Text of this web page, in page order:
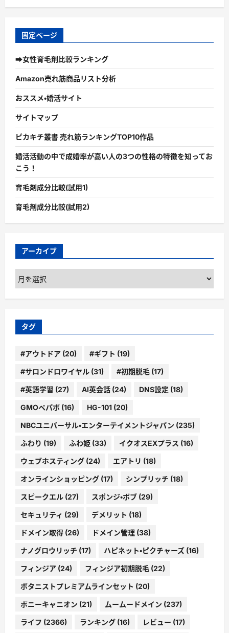
固定ページ
➡女性育毛剤比較ランキング
Amazon売れ筋商品リスト分析
おススメ・婚活サイト
サイトマップ
ピカキチ叢書 売れ筋ランキングTOP10作品
婚活活動の中で成婚率が高い人の3つの性格の特徴を知ってお
こう！
育毛剤成分比較(試用1)
育毛剤成分比較(試用2)
アーカイブ
ア
ー
カ
ブ
タグ
#アウトドア (20) #ギフト (19)
#サロンドロワイヤル (31) #初期脱毛 (17)
#英語学習 (27) AI英会話 (24) DNS設定 (18)
GMOペパボ (16) HG-101 (20)
NBCユニバーサル・エンターテイメントジャパン (235)
ふわり (19) ふわ姫 (33) イクオスEXプラス (16)
ウェブホスティング (24) エアトリ (18)
オンラインショッピング (17) シンプリッチ (18)
スピークエル (27) スポンジ・ボブ (29)
セキュリティ (29) デメリット (18)
ドメイン取得 (26) ドメイン管理 (38)
ナノグロウリッチ (17) ハピネット・ピクチャーズ (16)
フィンジア (24) フィンジア初期脱毛 (22)
ボタニストプレミアムラインセット (20)
ポニーキャニオン (21) ムームードメイン (237)
ライフ (2366) ランキング (16) レビュー (17)